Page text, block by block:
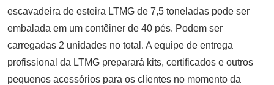
escavadeira de esteira LTMG de 7,5 toneladas pode ser
embalada em um contêiner de 40 pés. Podem ser
carregadas 2 unidades no total. A equipe de entrega
profissional da LTMG preparará kits, certificados e outros
pequenos acessórios para os clientes no momento da